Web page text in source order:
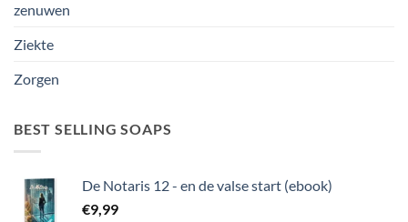
zenuwen
Ziekte
Zorgen
BEST SELLING SOAPS
De Notaris 12 - en de valse start (ebook)
€9,99